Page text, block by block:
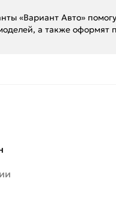
«Вариант Авто»
а также оформят